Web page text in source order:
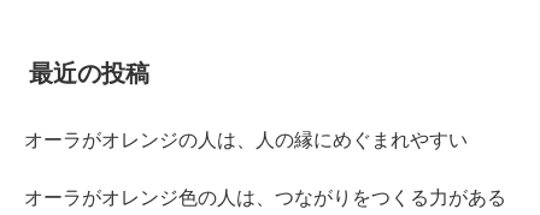
最近の投稿
オーラがオレンジの人は、人の縁にめぐまれやすい
オーラがオレンジ色の人は、つながりをつくる力がある